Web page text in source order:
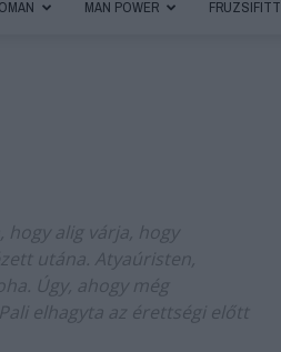
MAN POWER FRUZSIFITT
hogy alig várja, hogy
utána. Atyaúristen,
Úgy, ahogy még
elhagyta az érettségi előtt